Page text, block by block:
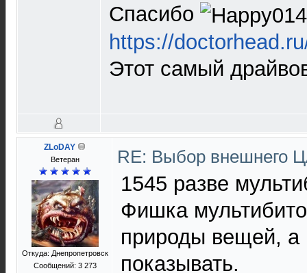
Спасибо
https://
Этот самый
ZLoDAY
Ветеран
Откуда: Днепропетровск
Сообщений: 3 273
RE: Выбор внешнего
1545 разве
Фишка
природы вещей,
показывать.